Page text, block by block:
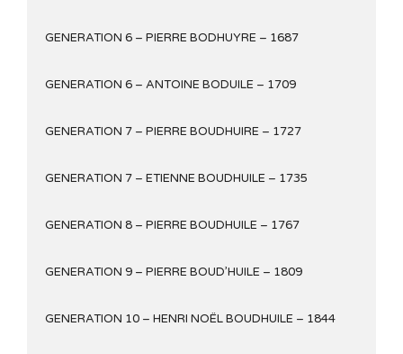
GENERATION 6 – PIERRE BODHUYRE – 1687
GENERATION 6 – ANTOINE BODUILE – 1709
GENERATION 7 – PIERRE BOUDHUIRE – 1727
GENERATION 7 – ETIENNE BOUDHUILE – 1735
GENERATION 8 – PIERRE BOUDHUILE – 1767
GENERATION 9 – PIERRE BOUD’HUILE – 1809
GENERATION 10 – HENRI NOËL BOUDHUILE – 1844